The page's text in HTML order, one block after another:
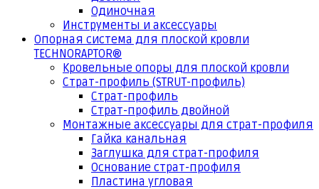
Одиночная
Инструменты и аксессуары
Опорная система для плоской кровли
TECHNORAPTOR®
Кровельные опоры для плоской кровли
Страт-профиль (STRUT-профиль)
Страт-профиль
Страт-профиль двойной
Монтажные аксессуары для страт-профиля
Гайка канальная
Заглушка для страт-профиля
Основание страт-профиля
Пластина угловая